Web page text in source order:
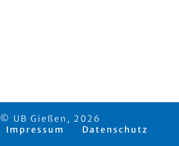
© UB Gießen, 2026
Impressum
Datenschutz